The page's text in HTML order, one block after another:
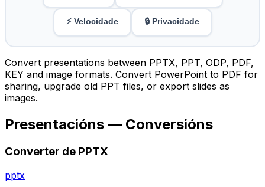
⚡ Velocidade 🔒 Privacidade
Convert presentations between PPTX, PPT, ODP, PDF,
KEY and image formats. Convert PowerPoint to PDF for
sharing, upgrade old PPT files, or export slides as
images.
Presentacións — Conversións
Converter de PPTX
pptx